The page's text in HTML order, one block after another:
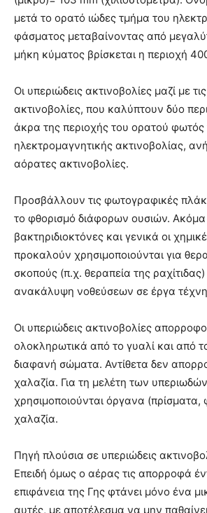
μετά το ορατό ιώδες τμήμα του
φάσματος μεταβαίνοντας από
μήκη κύματος βρίσκεται η περιοχή
Οι υπεριώδεις ακτινοβολίες μαζί με
ακτινοβολίες, που καλύπτουν δύο
άκρα της περιοχής του ορατού
ηλεκτρομαγνητικής ακτινοβολίας,
αόρατες ακτινοβολίες.
Προσβάλλουν τις φωτογραφικές
το φθορισμό διάφορων ουσιών. Ακόμα
βακτηριδιοκτόνες και γενικά οι
προκαλούν χρησιμοποιούνται για
σκοπούς (π.χ. θεραπεία της ραχίτιδας)
ανακάλυψη νοθεύσεων σε έργα
Οι υπεριώδεις ακτινοβολίες
ολοκληρωτικά από το γυαλί και από
διαφανή σώματα. Αντίθετα δεν
χαλαζία. Για τη μελέτη των
χρησιμοποιούνται όργανα (πρίσματα,
χαλαζία.
Πηγή πλούσια σε υπεριώδεις
Επειδή όμως ο αέρας τις απορροφά
επιφάνεια της Γης φτάνει μόνο ένα
αυτές, με αποτέλεσμα να μην